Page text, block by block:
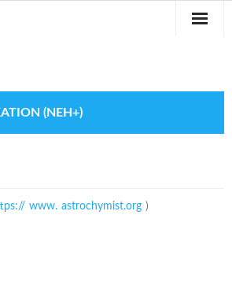
(NEH+)
www. astrochymist.org )